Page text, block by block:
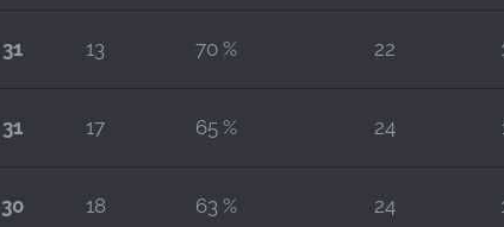
31 13 70 % 22
31 17 65 % 24
30 18 63 % 24